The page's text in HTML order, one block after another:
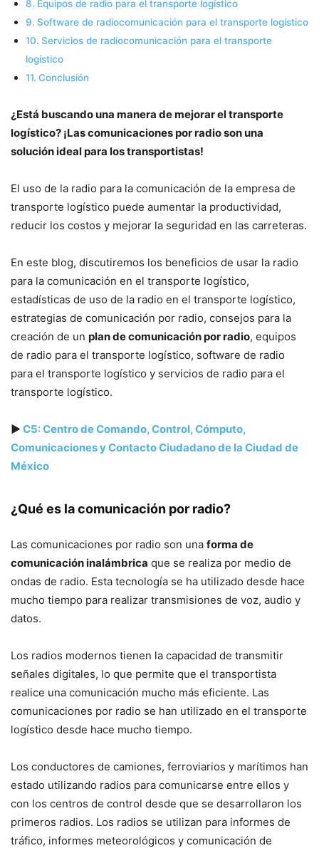
Equipos de radio para el transporte logístico
Software de radiocomunicación para el transporte logístico
Servicios de radiocomunicación para el transporte
logístico
Conclusión
¿Está buscando una manera de mejorar el transporte
logístico? ¡Las comunicaciones por radio son una
solución ideal para los transportistas!
El uso de la radio para la comunicación de la empresa de
transporte logístico puede aumentar la productividad,
reducir los costos y mejorar la seguridad en las carreteras.
En este blog, discutiremos los beneficios de usar la radio
para la comunicación en el transporte logístico,
estadísticas de uso de la radio en el transporte logístico,
estrategias de comunicación por radio, consejos para la
creación de un plan de comunicación por radio, equipos
de radio para el transporte logístico, software de radio
para el transporte logístico y servicios de radio para el
transporte logístico.
▶C5: Centro de Comando, Control, Cómputo,
Comunicaciones y Contacto Ciudadano de la Ciudad de
México
¿Qué es la comunicación por radio?
Las comunicaciones por radio son una forma de
comunicación inalámbrica que se realiza por medio de
ondas de radio. Esta tecnología se ha utilizado desde hace
mucho tiempo para realizar transmisiones de voz, audio y
datos.
Los radios modernos tienen la capacidad de transmitir
señales digitales, lo que permite que el transportista
realice una comunicación mucho más eficiente. Las
comunicaciones por radio se han utilizado en el transporte
logístico desde hace mucho tiempo.
Los conductores de camiones, ferroviarios y marítimos han
estado utilizando radios para comunicarse entre ellos y
con los centros de control desde que se desarrollaron los
primeros radios. Los radios se utilizan para informes de
tráfico, informes meteorológicos y comunicación de